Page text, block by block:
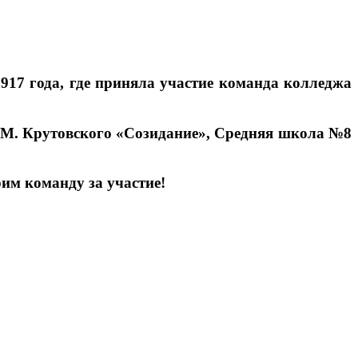
года, где приняла участие команда колледжа
Крутовского «Созидание», Средняя школа №8
команду за участие!